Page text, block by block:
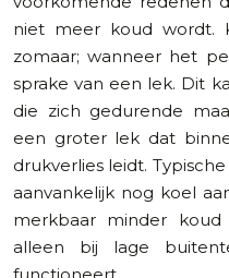
niet meer koud wordt.
zomaar; wanneer het
sprake van een lek. Dit
die zich gedurende
een groter lek dat
drukverlies leidt.
aanvankelijk nog koel
merkbaar minder
alleen bij lage